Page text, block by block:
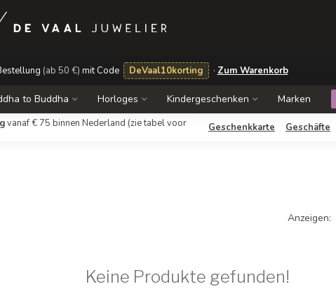
(ab 50 €) mit Code DeVaal10korting · Zum Warenkorb
to Buddha Horloges Kindergeschenken Marken
vanaf € 75 binnen Nederland (zie tabel voor Geschenkkarte Geschäfte
Anzeigen:
Keine Produkte gefunden!